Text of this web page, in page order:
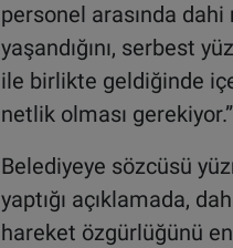
personel arasında dahi
yaşandığını, serbest
ile birlikte geldiğinde
netlik olması
Belediyeye sözcüsü
yaptığı açıklamada,
hareket özgürlüğünü